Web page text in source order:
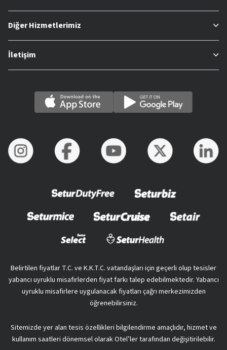
Diğer Hizmetlerimiz
İletişim
Belirtilen fiyatlar T.C. ve K.K.T.C. vatandaşları için geçerli olup tesisler
yabancı uyruklu misafirlerden fiyat farkı talep edebilmektedir. Yabancı
uyruklu misafirlere uygulanacak fiyatları çağrı merkezimizden
öğrenebilirsiniz.
Sitemizde yer alan tesis özellikleri bilgilendirme amaçlıdır, hizmet ve
kullanım saatleri dönemsel olarak Otel’ler tarafından değişitirilebilir.